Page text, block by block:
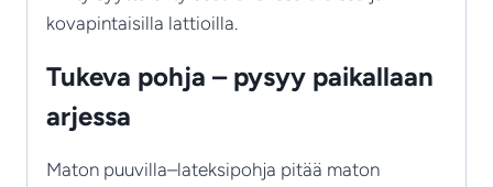
kovapintaisilla lattioilla.
Tukeva pohja – pysyy paikallaan
arjessa
Maton puuvilla–lateksipohja pitää maton